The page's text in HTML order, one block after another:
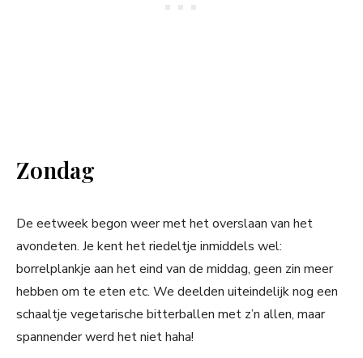
Zondag
De eetweek begon weer met het overslaan van het
avondeten. Je kent het riedeltje inmiddels wel:
borrelplankje aan het eind van de middag, geen zin meer
hebben om te eten etc. We deelden uiteindelijk nog een
schaaltje vegetarische bitterballen met z’n allen, maar
spannender werd het niet haha!